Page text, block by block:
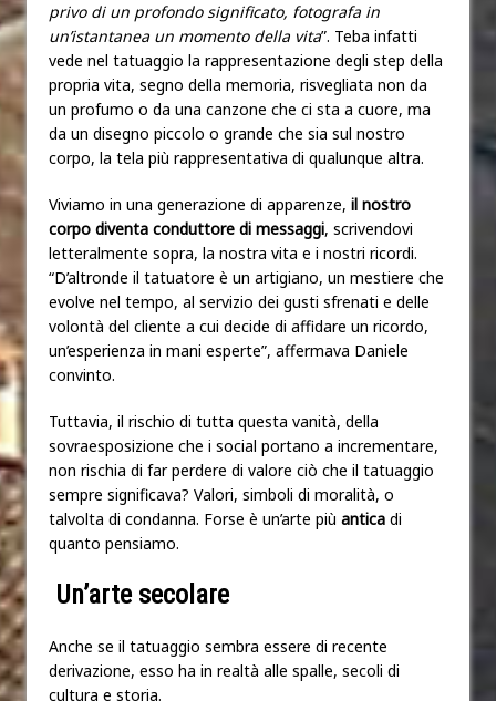
privo di un profondo significato, fotografa in
un’istantanea un momento della vita”. Teba infatti
vede nel tatuaggio la rappresentazione degli step della
propria vita, segno della memoria, risvegliata non da
un profumo o da una canzone che ci sta a cuore, ma
da un disegno piccolo o grande che sia sul nostro
corpo, la tela più rappresentativa di qualunque altra.
Viviamo in una generazione di apparenze, il nostro
corpo diventa conduttore di messaggi, scrivendovi
letteralmente sopra, la nostra vita e i nostri ricordi.
“D’altronde il tatuatore è un artigiano, un mestiere che
evolve nel tempo, al servizio dei gusti sfrenati e delle
volontà del cliente a cui decide di affidare un ricordo,
un’esperienza in mani esperte”, affermava Daniele
convinto.
Tuttavia, il rischio di tutta questa vanità, della
sovraesposizione che i social portano a incrementare,
non rischia di far perdere di valore ciò che il tatuaggio
sempre significava? Valori, simboli di moralità, o
talvolta di condanna. Forse è un’arte più antica di
quanto pensiamo.
Un’arte secolare
Anche se il tatuaggio sembra essere di recente
derivazione, esso ha in realtà alle spalle, secoli di
cultura e storia.